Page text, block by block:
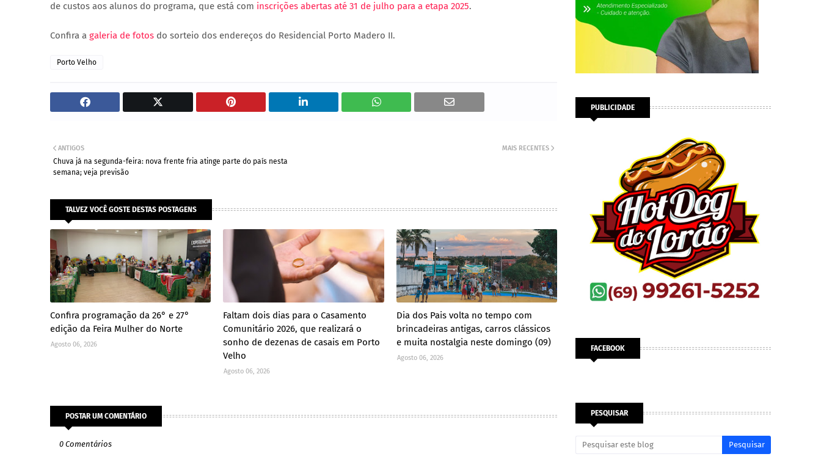
de custos aos alunos do programa, que está com inscrições abertas até 31 de julho para a etapa 2025.
Confira a galeria de fotos do sorteio dos endereços do Residencial Porto Madero II.
Porto Velho
MAIS RECENTES
ANTIGOS
Chuva já na segunda-feira: nova frente fria atinge parte do país nesta
semana; veja previsão
TALVEZ VOCÊ GOSTE DESTAS POSTAGENS
Confira programação da 26° e 27°
edição da Feira Mulher do Norte
Agosto 06, 2026
Faltam dois dias para o Casamento
Comunitário 2026, que realizará o
sonho de dezenas de casais em Porto
Velho
Agosto 06, 2026
Dia dos Pais volta no tempo com
brincadeiras antigas, carros clássicos
e muita nostalgia neste domingo (09)
Agosto 06, 2026
POSTAR UM COMENTÁRIO
0 Comentários
PUBLICIDADE
FACEBOOK
PESQUISAR